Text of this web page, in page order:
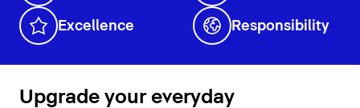
Excellence Responsibility
Upgrade your everyday